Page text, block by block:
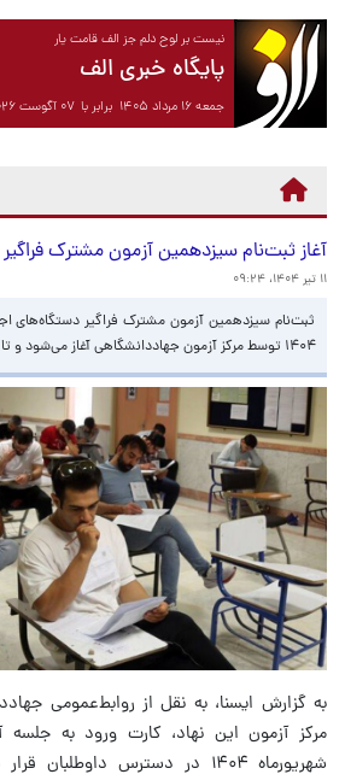
نیست بر لوح دلم جز الف قامت یار
پایگاه خبری الف
جمعه ۱۶ مرداد ۱۴۰۵ برابر با ۰۷ آگوست ۲۰۲۶
آغاز ثبت‌نام سیزدهمین آزمون مشترک
۱۱ تیر ۱۴۰۴، ۰۹:۲۴
۱۴۰۴ توسط مرکز آزمون جهاددانشگاهی آغاز می‌شود و تا جمعه ۲۰ تیرماه ادامه دارد.
به گزارش ایسنا، به نقل از روابط‌عمومی